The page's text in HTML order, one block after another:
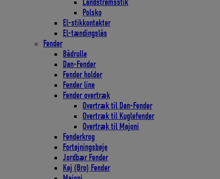
Landstrømsstik
Polsko
El-stikkontakter
El-tændingslås
Fender
Bådrulle
Dan-Fender
Fender holder
Fender line
Fender overtræk
Overtræk til Dan-Fender
Overtræk til Kuglefender
Overtræk til Majoni
Fenderkrog
Fortøjningsbøje
Jordbær Fender
Kaj (Bro) Fender